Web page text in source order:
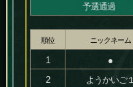
予選通過
順位 ニックネーム
1 ●
2
ようかいご１